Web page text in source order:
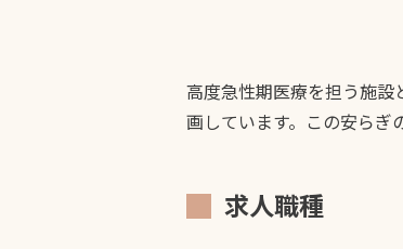
高度急性期医療を担う施
画しています。この安らぎ
求人職種